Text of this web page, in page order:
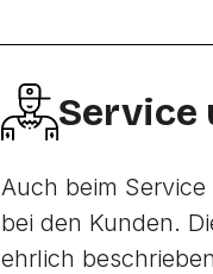
Service
Auch beim
bei den Kunden.
ehrlich